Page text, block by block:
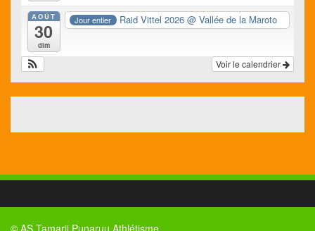
AOÛT
30
dim
Jour entier Raid Vittel 2026@ Vallée de la Maroto
Voir le calendrier